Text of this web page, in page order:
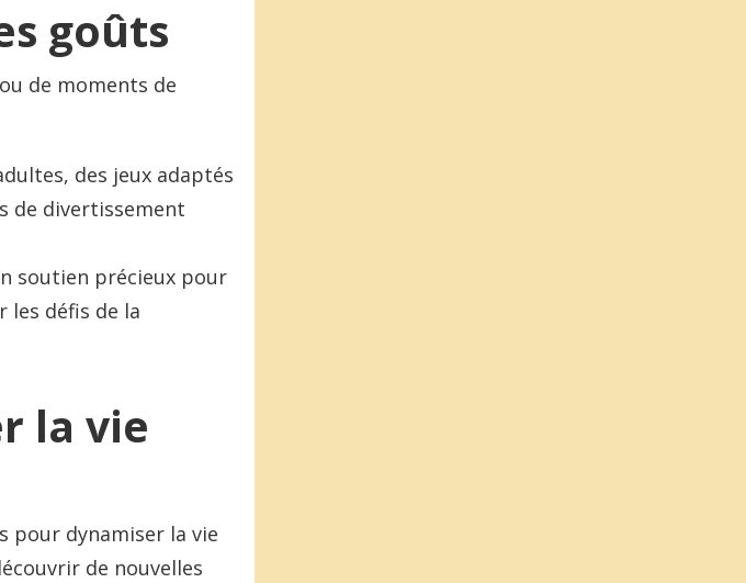
goûts
de moments de
des jeux adaptés
de divertissement
soutien précieux pour
les défis de la
la vie
pour dynamiser la vie
de nouvelles